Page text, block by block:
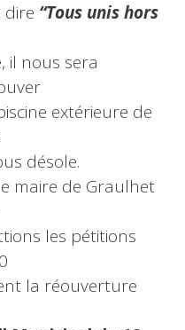
dire “Tous unis hors
il nous sera
extérieure de
désole.
maire de Graulhet
les pétitions
la réouverture